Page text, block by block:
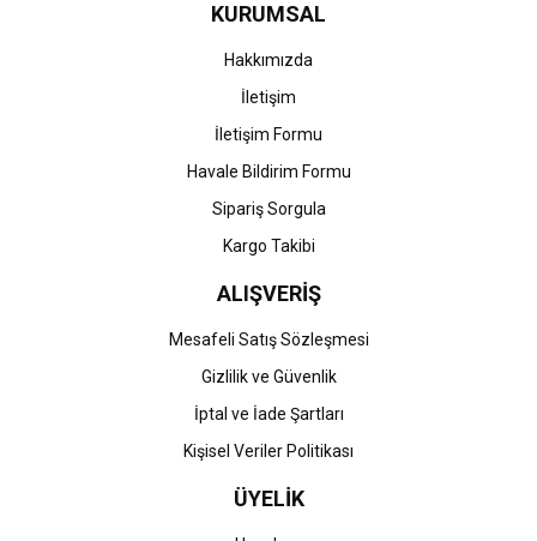
Ürün fiyatı diğer sitelerden daha pahalı.
Gönder
KURUMSAL
Hakkımızda
İletişim
İletişim Formu
Havale Bildirim Formu
Sipariş Sorgula
Kargo Takibi
ALIŞVERİŞ
Mesafeli Satış Sözleşmesi
Gizlilik ve Güvenlik
İptal ve İade Şartları
Kişisel Veriler Politikası
ÜYELİK